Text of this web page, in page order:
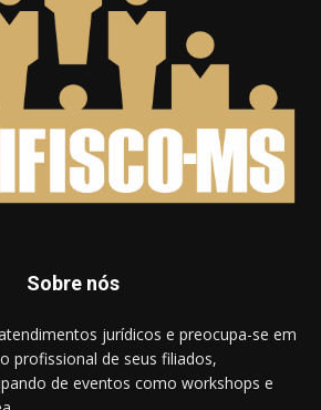
Sobre nós
jurídicos e preocupa-se em
profissional de seus filiados,
de eventos como workshops e